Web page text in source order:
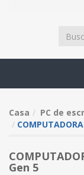
Casa PC de
Gen 5